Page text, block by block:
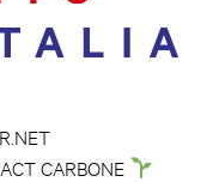
CARBONE